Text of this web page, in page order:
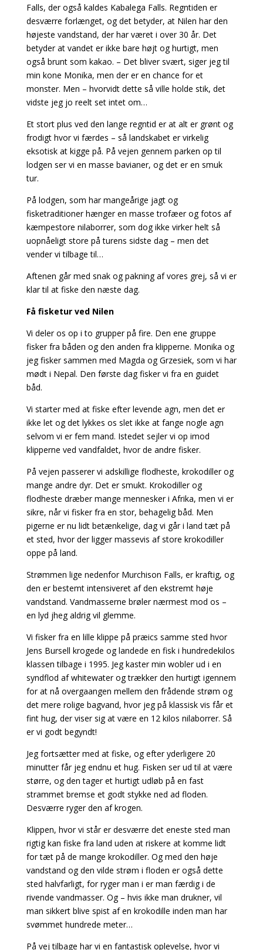
Falls, der også kaldes Kabalega Falls. Regntiden er
desværre forlænget, og det betyder, at Nilen har den
højeste vandstand, der har været i over 30 år. Det
betyder at vandet er ikke bare højt og hurtigt, men
også brunt som kakao. – Det bliver svært, siger jeg til
min kone Monika, men der er en chance for et
monster. Men – hvorvidt dette så ville holde stik, det
vidste jeg jo reelt set intet om…
Et stort plus ved den lange regntid er at alt er grønt og
frodigt hvor vi færdes – så landskabet er virkelig
eksotisk at kigge på. På vejen gennem parken op til
lodgen ser vi en masse bavianer, og det er en smuk
tur.
På lodgen, som har mangeårige jagt og
fisketraditioner hænger en masse trofæer og fotos af
kæmpestore nilaborrer, som dog ikke virker helt så
uopnåeligt store på turens sidste dag – men det
vender vi tilbage til…
Aftenen går med snak og pakning af vores grej, så vi er
klar til at fiske den næste dag.
Få fisketur ved Nilen
Vi deler os op i to grupper på fire. Den ene gruppe
fisker fra båden og den anden fra klipperne. Monika og
jeg fisker sammen med Magda og Grzesiek, som vi har
mødt i Nepal. Den første dag fisker vi fra en guidet
båd.
Vi starter med at fiske efter levende agn, men det er
ikke let og det lykkes os slet ikke at fange nogle agn
selvom vi er fem mand. Istedet sejler vi op imod
klipperne ved vandfaldet, hvor de andre fisker.
På vejen passerer vi adskillige flodheste, krokodiller og
mange andre dyr. Det er smukt. Krokodiller og
flodheste dræber mange mennesker i Afrika, men vi er
sikre, når vi fisker fra en stor, behagelig båd. Men
pigerne er nu lidt betænkelige, dag vi går i land tæt på
et sted, hvor der ligger massevis af store krokodiller
oppe på land.
Strømmen lige nedenfor Murchison Falls, er kraftig, og
den er bestemt intensiveret af den ekstremt høje
vandstand. Vandmasserne brøler nærmest mod os –
en lyd jheg aldrig vil glemme.
Vi fisker fra en lille klippe på præics samme sted hvor
Jens Bursell krogede og landede en fisk i hundredekilos
klassen tilbage i 1995. Jeg kaster min wobler ud i en
syndflod af whitewater og trækker den hurtigt igennem
for at nå overgaangen mellem den frådende strøm og
det mere rolige bagvand, hvor jeg på klassisk vis får et
fint hug, der viser sig at være en 12 kilos nilaborrer. Så
er vi godt begyndt!
Jeg fortsætter med at fiske, og efter yderligere 20
minutter får jeg endnu et hug. Fisken ser ud til at være
større, og den tager et hurtigt udløb på en fast
strammet bremse et godt stykke ned ad floden.
Desværre ryger den af krogen.
Klippen, hvor vi står er desværre det eneste sted man
rigtig kan fiske fra land uden at riskere at komme lidt
for tæt på de mange krokodiller. Og med den høje
vandstand og den vilde strøm i floden er også dette
sted halvfarligt, for ryger man i er man færdig i de
rivende vandmasser. Og – hvis ikke man drukner, vil
man sikkert blive spist af en krokodille inden man har
svømmet hundrede meter…
På vej tilbage har vi en fantastisk oplevelse, hvor vi